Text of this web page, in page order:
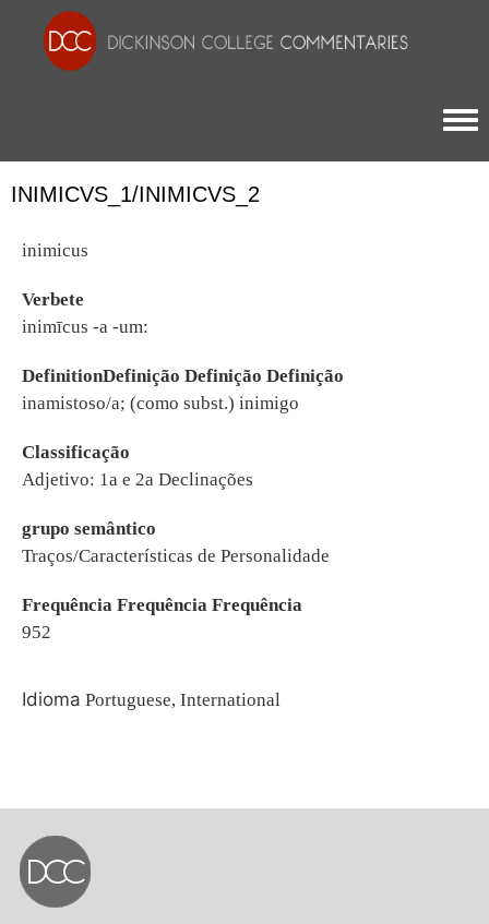
INIMICVS_1/INIMICVS_2
inimicus
Verbete
inimīcus -a -um:
DefinitionDefinição Definição Definição
inamistoso/a; (como subst.) inimigo
Classificação
Adjetivo: 1a e 2a Declinações
grupo semântico
Traços/Características de Personalidade
Frequência Frequência Frequência
952
Idioma Portuguese, International